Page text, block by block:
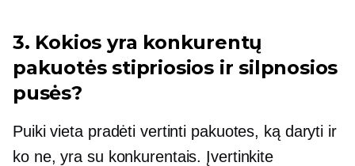
3. Kokios yra konkurentų
pakuotės stipriosios ir silpnosios
pusės?
Puiki vieta pradėti vertinti pakuotes, ką daryti ir
ko ne, yra su konkurentais. Įvertinkite